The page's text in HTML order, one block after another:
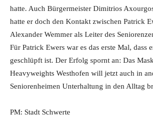
hatte. Auch Bürgermeister Dimitrios
hatte er doch den Kontakt zwischen Patrick
Alexander Wemmer als Leiter des
Für Patrick Ewers war es das erste Mal, dass
geschlüpft ist. Der Erfolg spornt an: Das
Heavyweights Westhofen will jetzt auch in
Seniorenheimen Unterhaltung in den Alltag
PM: Stadt Schwerte